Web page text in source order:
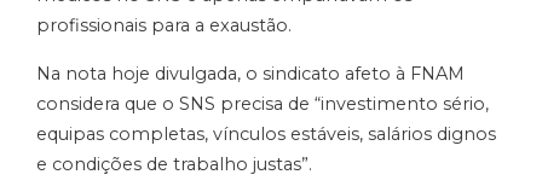
profissionais para a exaustão.
Na nota hoje divulgada, o sindicato afeto à FNAM
considera que o SNS precisa de “investimento sério,
equipas completas, vínculos estáveis, salários dignos
e condições de trabalho justas”.